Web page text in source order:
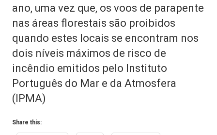
ano, uma vez que, os voos de parapente
nas áreas florestais são proibidos
quando estes locais se encontram nos
dois níveis máximos de risco de
incêndio emitidos pelo Instituto
Português do Mar e da Atmosfera
(IPMA)
Share this: